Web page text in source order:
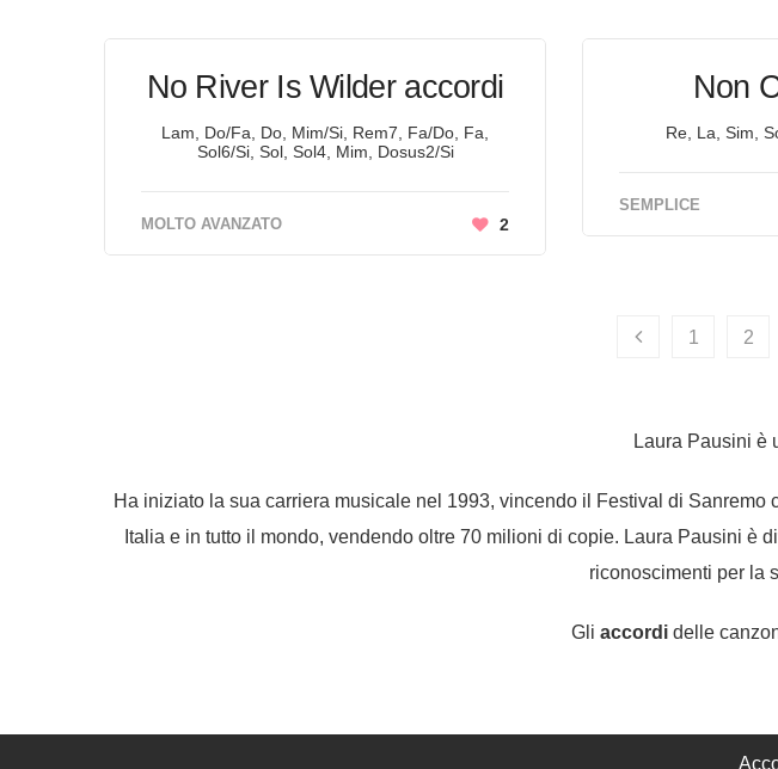
No River Is Wilder accordi
Lam, Do/Fa, Do, Mim/Si, Rem7, Fa/Do, Fa,
Sol6/Si, Sol, Sol4, Mim, Dosus2/Si
MOLTO AVANZATO 2
Non
Re, La, Sim,
SEMPLICE
1 2
Laura Pausini è
Ha iniziato la sua carriera musicale nel 1993, vincendo il Festival di Sanremo
Italia e in tutto il mondo, vendendo oltre 70 milioni di copie. Laura Pausini
riconoscimenti per la
Gli accordi delle